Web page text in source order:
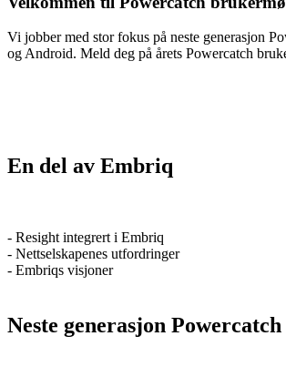
Vi jobber med stor fokus på neste generasjon
og Android. Meld deg på årets Powercatch
En del av Embriq
- Resight integrert i Embriq
- Nettselskapenes utfordringer
- Embriqs visjoner
Neste generasjon Powercatch